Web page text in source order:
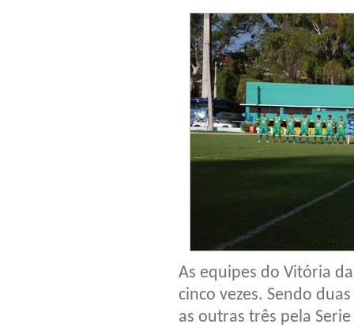
As equipes do Vitória
cinco vezes. Sendo
as outras três pela